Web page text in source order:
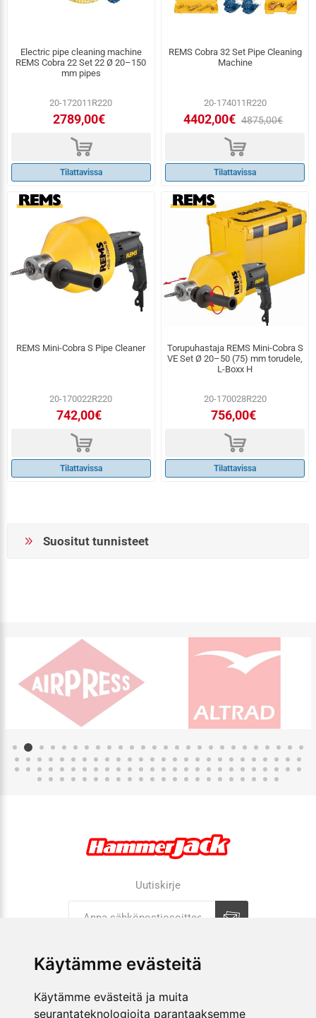
Käytämme evästeitä
Käytämme evästeitä ja muita
seurantateknologioita parantaaksemme
Electric pipe cleaning machine
REMS Cobra 22 Set 22 Ø 20–150
mm pipes
20-172011R220
2789,00€
d
Tilattavissa
REMS Cobra 32 Set Pipe Cleaning
Machine
20-174011R220
4402,00€ 4875,00€
d
Tilattavissa
REMS Mini-Cobra S Pipe Cleaner
20-170022R220
742,00€
d
Tilattavissa
Torupuhastaja REMS Mini-Cobra S
VE Set Ø 20–50 (75) mm torudele,
L-Boxx H
20-170028R220
756,00€
d
Tilattavissa
Suositut tunnisteet
Uutiskirje
YRITYS